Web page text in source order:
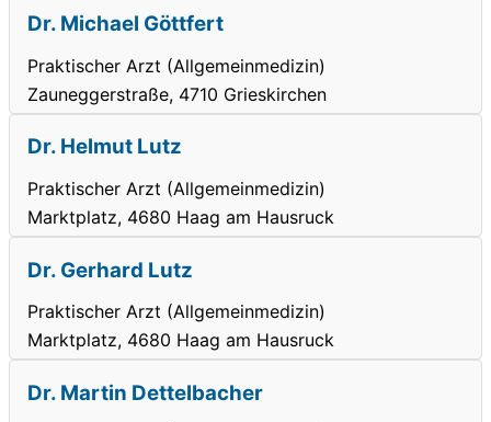
Dr. Michael Göttfert
Praktischer Arzt (Allgemeinmedizin)
Zauneggerstraße, 4710 Grieskirchen
Dr. Helmut Lutz
Praktischer Arzt (Allgemeinmedizin)
Marktplatz, 4680 Haag am Hausruck
Dr. Gerhard Lutz
Praktischer Arzt (Allgemeinmedizin)
Marktplatz, 4680 Haag am Hausruck
Dr. Martin Dettelbacher